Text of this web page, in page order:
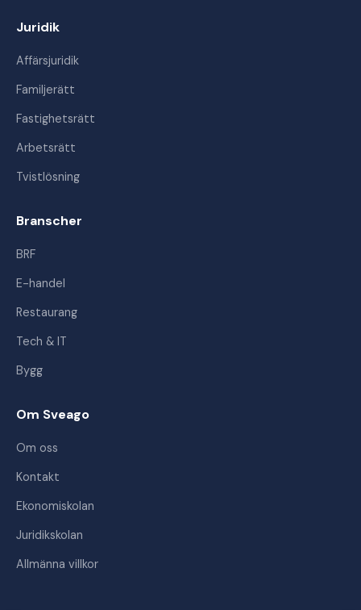
Juridik
Affärsjuridik
Familjerätt
Fastighetsrätt
Arbetsrätt
Tvistlösning
Branscher
BRF
E-handel
Restaurang
Tech & IT
Bygg
Om Sveago
Om oss
Kontakt
Ekonomiskolan
Juridikskolan
Allmänna villkor